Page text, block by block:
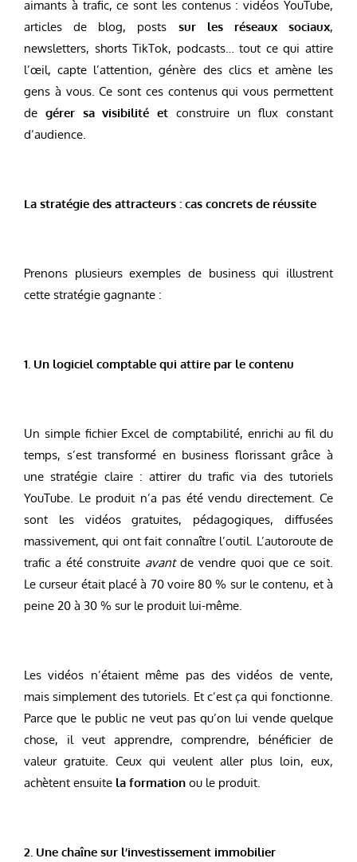
aimants à trafic, ce sont les contenus : vidéos YouTube,
articles de blog, posts sur les réseaux sociaux,
newsletters, shorts TikTok, podcasts… tout ce qui attire
l’œil, capte l’attention, génère des clics et amène les
gens à vous. Ce sont ces contenus qui vous permettent
de gérer sa visibilité et construire un flux constant
d’audience.
La stratégie des attracteurs : cas concrets de réussite
Prenons plusieurs exemples de business qui illustrent
cette stratégie gagnante :
1. Un logiciel comptable qui attire par le contenu
Un simple fichier Excel de comptabilité, enrichi au fil du
temps, s’est transformé en business florissant grâce à
une stratégie claire : attirer du trafic via des tutoriels
YouTube. Le produit n’a pas été vendu directement. Ce
sont les vidéos gratuites, pédagogiques, diffusées
massivement, qui ont fait connaître l’outil. L’autoroute de
trafic a été construite avantde vendre quoi que ce soit.
Le curseur était placé à 70 voire 80 % sur le contenu, et à
peine 20 à 30 % sur le produit lui-même.
Les vidéos n’étaient même pas des vidéos de vente,
mais simplement des tutoriels. Et c’est ça qui fonctionne.
Parce que le public ne veut pas qu’on lui vende quelque
chose, il veut apprendre, comprendre, bénéficier de
valeur gratuite. Ceux qui veulent aller plus loin, eux,
achètent ensuite la formation ou le produit.
2. Une chaîne sur l’investissement immobilier